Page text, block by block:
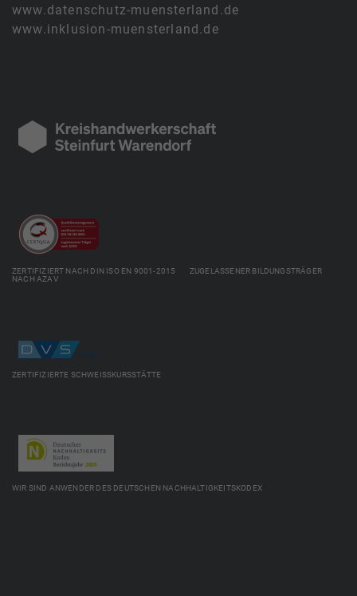
www.datenschutz-muensterland.de
www.inklusion-muensterland.de
ZERTIFIZIERT NACH DIN ISO EN 9001-2015 ZUGELASSENER BILDUNGSTRÄGER
NACH AZAV
ZERTIFIZIERTE SCHWEISSKURSSTÄTTE
WIR SIND ANWENDER DES DEUTSCHEN NACHHALTIGKEITSKODEX